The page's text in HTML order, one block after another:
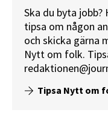
Ska du byta jobb?
tipsa om någon
och skicka gärna
Nytt om folk.
Tipsa Nytt om